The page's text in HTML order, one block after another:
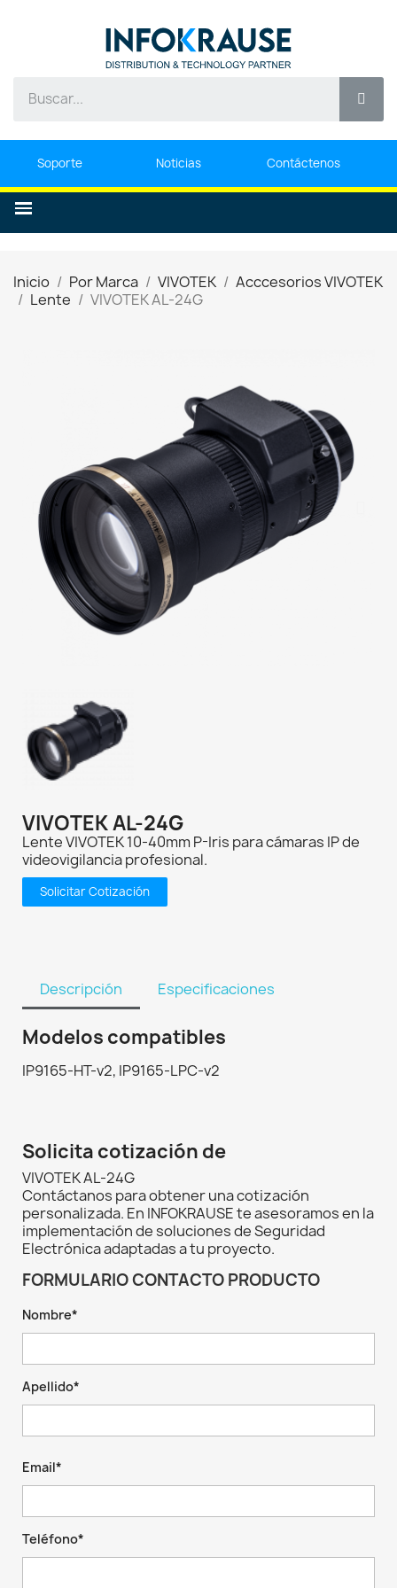
Soporte Noticias Contáctenos
Inicio Por Marca VIVOTEK
Acccesorios VIVOTEK
Lente
VIVOTEK AL-24G
VIVOTEK AL-24G
Lente VIVOTEK 10-40mm P-Iris para cámaras IP de
videovigilancia profesional.
Solicitar Cotización
Descripción Especificaciones
Modelos compatibles
IP9165-HT-v2, IP9165-LPC-v2
Solicita cotización de
VIVOTEK AL-24G
Contáctanos para obtener una cotización
personalizada. En INFOKRAUSE te asesoramos en la
implementación de soluciones de Seguridad
Electrónica adaptadas a tu proyecto.
FORMULARIO CONTACTO PRODUCTO
Nombre*
Apellido*
Email*
Teléfono*